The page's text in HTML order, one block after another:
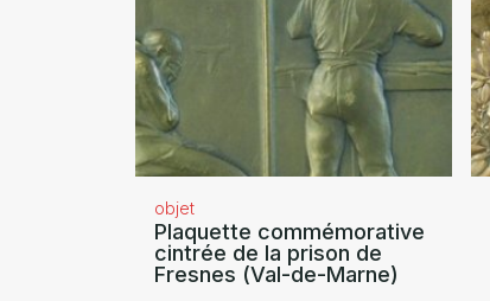
objet
Plaquette commémorative
cintrée de la prison de
Fresnes (Val-de-Marne)